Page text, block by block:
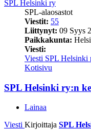
SPL Helsinki ry
SPL-alaosastot
Viestit: 55
Liittynyt: 09 Syys
Paikkakunta:
Viesti:
Viesti SPL Helsinki
Kotisivu
SPL Helsinki ry:n
Lainaa
Viesti Kirjoittaja SPL